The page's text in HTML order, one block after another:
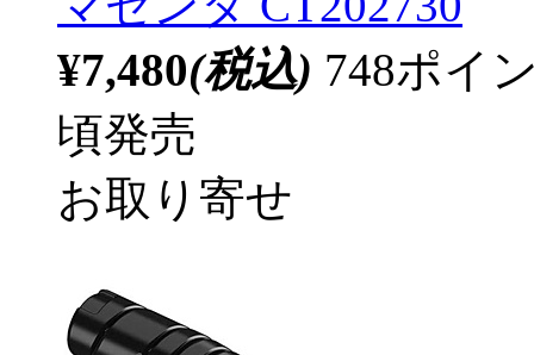
¥7,480(税込) 748ポイ
頃発売
お取り寄せ